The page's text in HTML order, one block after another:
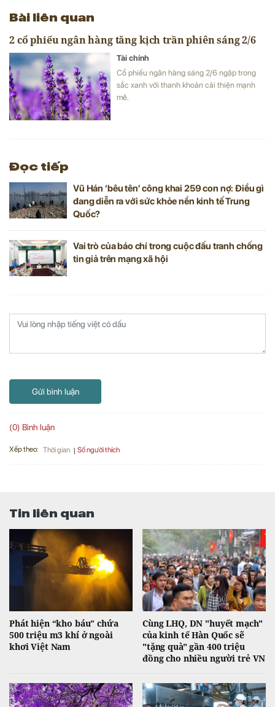
Bài liên quan
2 cổ phiếu ngân hàng tăng kịch trần phiên sáng 2/6
Tài chính
Cổ phiếu ngân hàng sáng 2/6 ngập trong
sắc xanh với thanh khoản cải thiện mạnh
mẽ.
Đọc tiếp
Vũ Hán ‘bêu tên’ công khai 259 con nợ: Điều gì
đang diễn ra với sức khỏe nền kinh tế Trung
Quốc?
Vai trò của báo chí trong cuộc đấu tranh chống
tin giả trên mạng xã hội
Gửi bình luận
(0) Bình luận
Xếp theo: Thời gian Số người thích
Tin liên quan
Phát hiện “kho báu” chứa
500 triệu m3 khí ở ngoài
khơi Việt Nam
Cùng LHQ, DN "huyết mạch"
của kinh tế Hàn Quốc sẽ
"tặng quà" gần 400 triệu
đồng cho nhiều người trẻ VN